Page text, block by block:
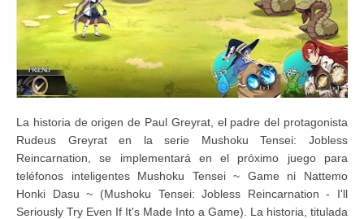
La historia de origen de Paul Greyrat, el padre del protagonista
Rudeus Greyrat en la serie Mushoku Tensei: Jobless
Reincarnation, se implementará en el próximo juego para
teléfonos inteligentes Mushoku Tensei ~ Game ni Nattemo
Honki Dasu ~ (Mushoku Tensei: Jobless Reincarnation - I'll
Seriously Try Even If It's Made Into a Game). La historia, titulada